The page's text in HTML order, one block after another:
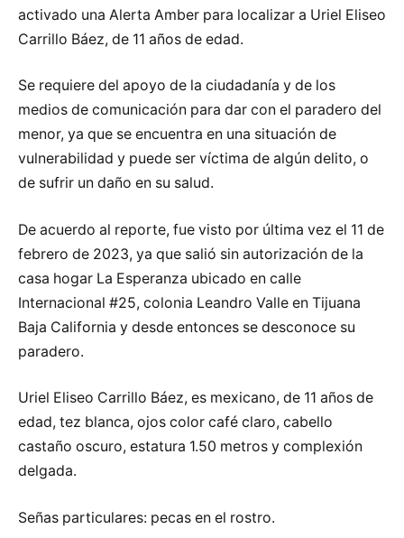
activado una Alerta Amber para localizar a Uriel Eliseo
Carrillo Báez, de 11 años de edad.
Se requiere del apoyo de la ciudadanía y de los
medios de comunicación para dar con el paradero del
menor, ya que se encuentra en una situación de
vulnerabilidad y puede ser víctima de algún delito, o
de sufrir un daño en su salud.
De acuerdo al reporte, fue visto por última vez el 11 de
febrero de 2023, ya que salió sin autorización de la
casa hogar La Esperanza ubicado en calle
Internacional #25, colonia Leandro Valle en Tijuana
Baja California y desde entonces se desconoce su
paradero.
Uriel Eliseo Carrillo Báez, es mexicano, de 11 años de
edad, tez blanca, ojos color café claro, cabello
castaño oscuro, estatura 1.50 metros y complexión
delgada.
Señas particulares: pecas en el rostro.